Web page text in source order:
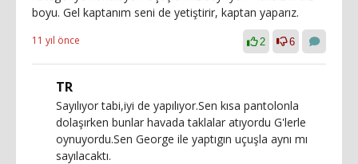
boyu. Gel kaptanım seni de yetiştirir, kaptan yaparız.
11 yıl önce 2 6
TR
Sayılıyor tabi,iyi de yapılıyor.Sen kısa pantolonla
dolaşırken bunlar havada taklalar atıyordu G'lerle
oynuyordu.Sen George ile yaptıgın uçuşla aynı mı
sayılacaktı.